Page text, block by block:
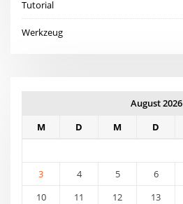
Tutorial
Werkzeug
August 2026
M
D M D
3
4 5 6
10
11 12 13